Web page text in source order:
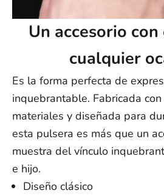
Un accesorio
cualquier
Es la forma perfecta de
inquebrantable. Fabricada
materiales y diseñada para
esta pulsera es más que un
muestra del vínculo
e hijo.
Diseño clásico